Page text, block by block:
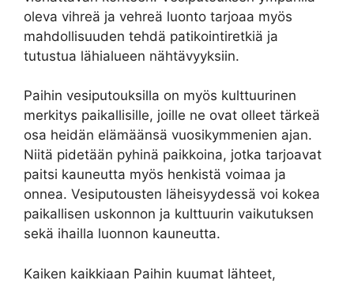
oleva vihreä ja vehreä luonto tarjoaa myös
mahdollisuuden tehdä patikointiretkiä ja
tutustua lähialueen nähtävyyksiin.
Paihin vesiputouksilla on myös kulttuurinen
merkitys paikallisille, joille ne ovat olleet tärkeä
osa heidän elämäänsä vuosikymmenien ajan.
Niitä pidetään pyhinä paikkoina, jotka tarjoavat
paitsi kauneutta myös henkistä voimaa ja
onnea. Vesiputousten läheisyydessä voi kokea
paikallisen uskonnon ja kulttuurin vaikutuksen
sekä ihailla luonnon kauneutta.
Kaiken kaikkiaan Paihin kuumat lähteet,